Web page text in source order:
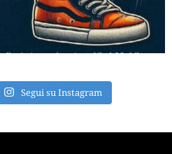
Segui su Instagram